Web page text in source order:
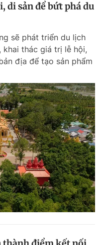
di sản để bứt phá du
sẽ phát triển du lịch
khai thác giá trị lễ hội,
địa để tạo sản phẩm